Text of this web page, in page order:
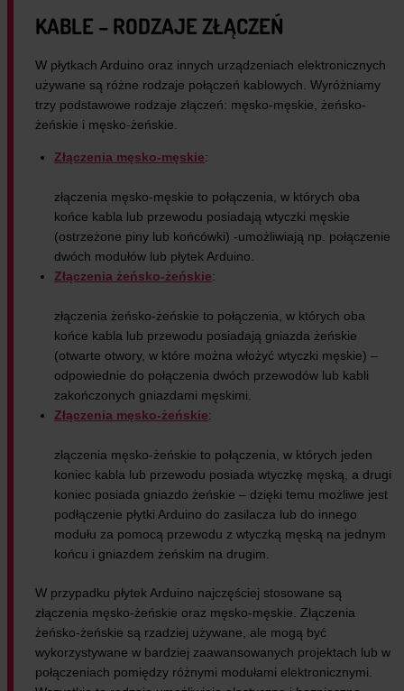
KABLE – RODZAJE ZŁĄCZEŃ
W płytkach Arduino oraz innych urządzeniach elektronicznych
używane są różne rodzaje połączeń kablowych. Wyróżniamy
trzy podstawowe rodzaje złączeń: męsko-męskie, żeńsko-
żeńskie i męsko-żeńskie.
Złączenia męsko-męskie:
złączenia męsko-męskie to połączenia, w których oba
końce kabla lub przewodu posiadają wtyczki męskie
(ostrzeżone piny lub końcówki) -umożliwiają np. połączenie
dwóch modułów lub płytek Arduino.
Złączenia żeńsko-żeńskie:
złączenia żeńsko-żeńskie to połączenia, w których oba
końce kabla lub przewodu posiadają gniazda żeńskie
(otwarte otwory, w które można włożyć wtyczki męskie) –
odpowiednie do połączenia dwóch przewodów lub kabli
zakończonych gniazdami męskimi.
Złączenia męsko-żeńskie:
złączenia męsko-żeńskie to połączenia, w których jeden
koniec kabla lub przewodu posiada wtyczkę męską, a drugi
koniec posiada gniazdo żeńskie – dzięki temu możliwe jest
podłączenie płytki Arduino do zasilacza lub do innego
modułu za pomocą przewodu z wtyczką męską na jednym
końcu i gniazdem żeńskim na drugim.
W przypadku płytek Arduino najczęściej stosowane są
złączenia męsko-żeńskie oraz męsko-męskie. Złączenia
żeńsko-żeńskie są rzadziej używane, ale mogą być
wykorzystywane w bardziej zaawansowanych projektach lub w
połączeniach pomiędzy różnymi modułami elektronicznymi.